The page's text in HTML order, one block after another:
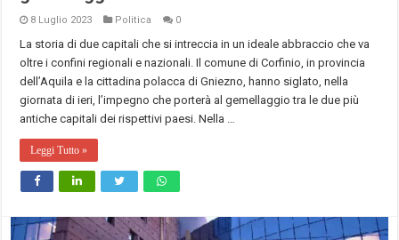
8 Luglio 2023 Politica 0
La storia di due capitali che si intreccia in un ideale abbraccio che va
oltre i confini regionali e nazionali. Il comune di Corfinio, in provincia
dell’Aquila e la cittadina polacca di Gniezno, hanno siglato, nella
giornata di ieri, l’impegno che porterà al gemellaggio tra le due più
antiche capitali dei rispettivi paesi. Nella …
Leggi Tutto »